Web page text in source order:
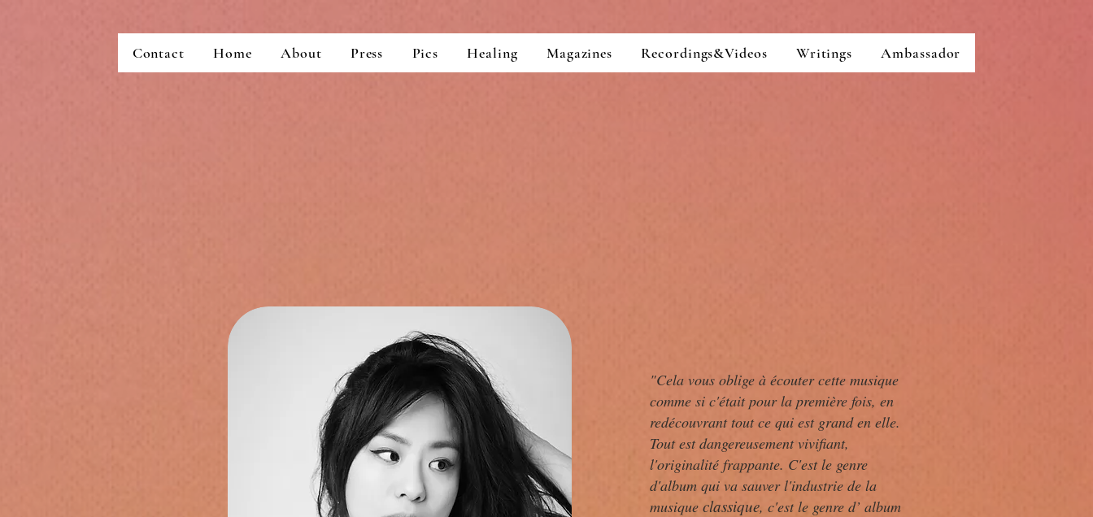
Contact Home About Press Pics Healing Magazines Recordings&Videos Writings Ambassador
"Cela vous oblige à écouter cette musique
comme si c'était pour la première fois, en
redécouvrant tout ce qui est grand en elle.
Tout est dangereusement vivifiant,
l'originalité frappante. C'est le genre
d'album qui va sauver l'industrie de la
musique classique, c'est le genre d’ album